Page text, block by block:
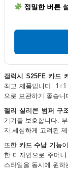
정밀한 버튼
갤럭시 S25FE 카드
최고 제품입니다.
으로 보관하기 좋습니
젤리 실리콘 범퍼 구
기기를 보호합니다.
지 세심하게 고려된 제
또한 카드 수납 기능
한 디자인으로 주머
스타일을 동시에 원하